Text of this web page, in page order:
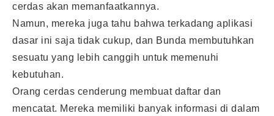
cerdas akan memanfaatkannya.
Namun, mereka juga tahu bahwa terkadang aplikasi
dasar ini saja tidak cukup, dan Bunda membutuhkan
sesuatu yang lebih canggih untuk memenuhi
kebutuhan.
Orang cerdas cenderung membuat daftar dan
mencatat. Mereka memiliki banyak informasi di dalam